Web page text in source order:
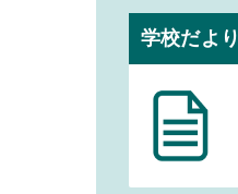
学校だより